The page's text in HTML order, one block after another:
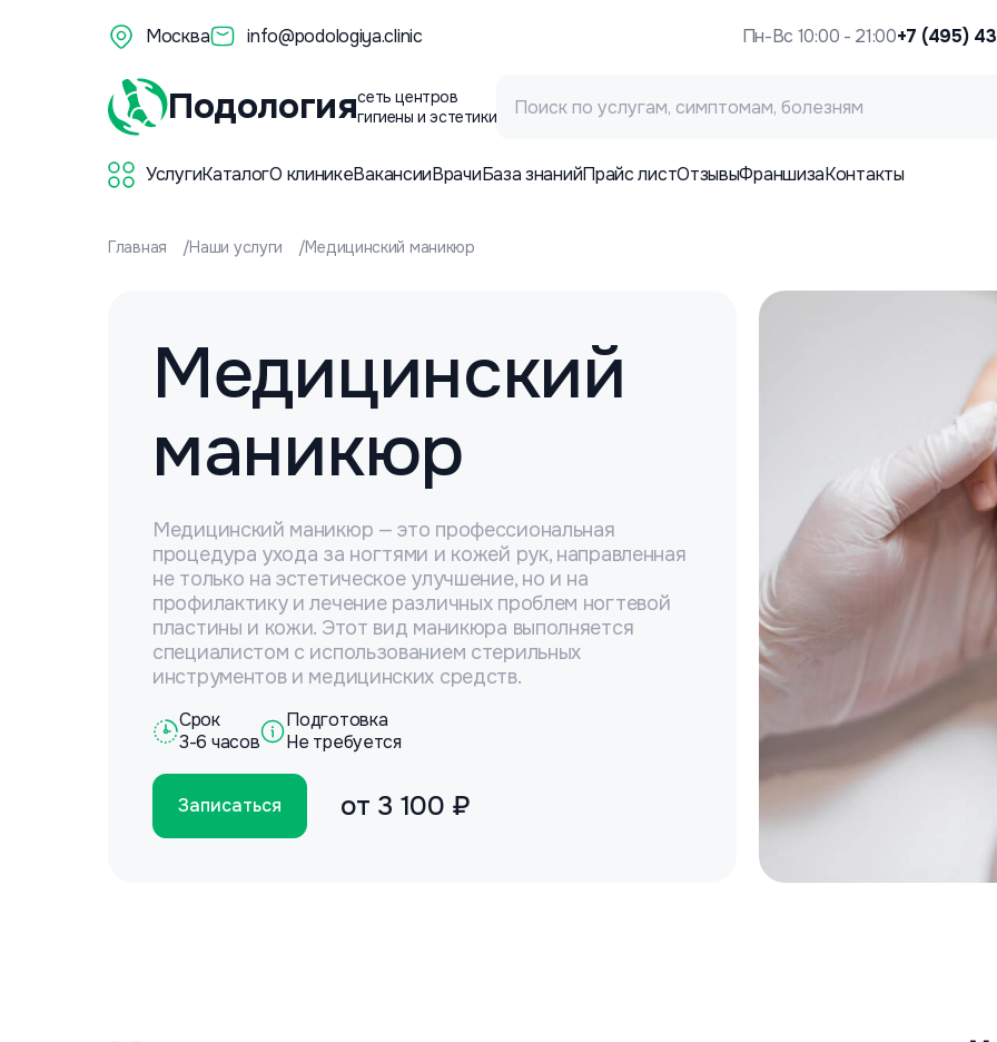
Москва info@podologiya.clinic Пн-Вс 10:00 - 21:00+7 (495)
Подологиясеть центров
гигиены и эстетики
УслугиКаталогО клиникеВакансииВрачиБаза знанийПрайс листОтзывыФраншизаКонтакты
Главная Наши услуги Медицинский маникюр
Медицинский
маникюр
Медицинский маникюр — это профессиональная
процедура ухода за ногтями и кожей рук, направленная
не только на эстетическое улучшение, но и на
профилактику и лечение различных проблем ногтевой
пластины и кожи. Этот вид маникюра выполняется
специалистом с использованием стерильных
инструментов и медицинских средств.
Срок
3-6 часов
Подготовка
Не требуется
Записаться от 3 100 ₽